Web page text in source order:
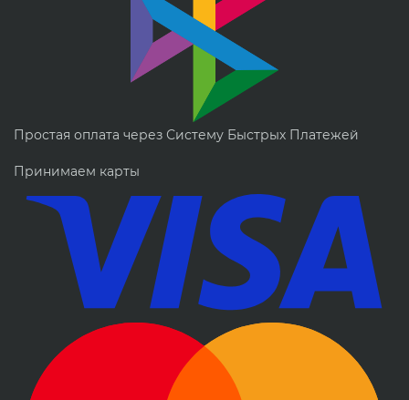
Простая оплата через Систему Быстрых Платежей
Принимаем карты